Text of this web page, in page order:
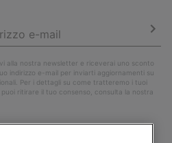
alla nostra newsletter e riceverai uno sconto
indirizzo e-mail per inviarti aggiornamenti su
Per i dettagli su come tratteremo i tuoi
ritirare il tuo consenso, consulta la nostra